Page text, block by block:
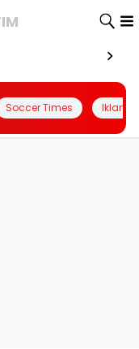
Soccer Times Iklanin